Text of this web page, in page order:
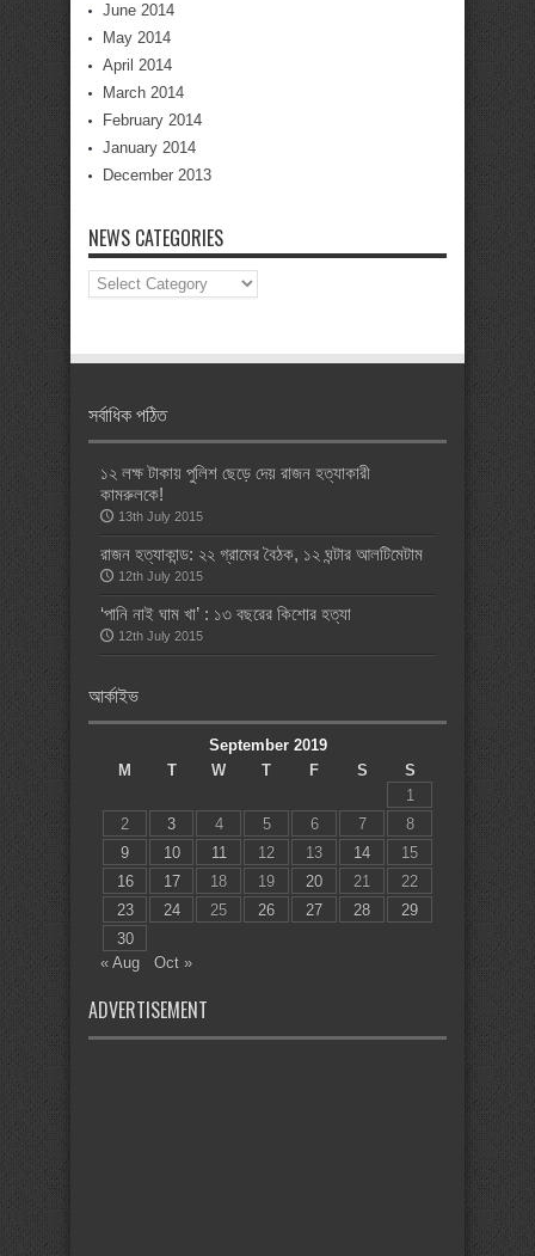
June 2014
May 2014
April 2014
March 2014
February 2014
January 2014
December 2013
NEWS CATEGORIES
News
Categories
সর্বাধিক পঠিত
১২ লক্ষ টাকায় পুলিশ ছেড়ে দেয় রাজন হত্যাকারী
কামরুলকে!
13th July 2015
রাজন হত্যাকান্ড: ২২ গ্রামের বৈঠক, ১২ ঘন্টার আলটিমেটাম
12th July 2015
‘পানি নাই ঘাম খা’ : ১৩ বছরের কিশোর হত্যা
12th July 2015
আর্কাইভ
September 2019
M
T W T F S
S
1
2
3 4 5 6 7
8
9
10 11 12 13 14
15
16
17 18 19 20 21
22
23
24 25 26 27 28
29
30
« Aug
Oct »
ADVERTISEMENT